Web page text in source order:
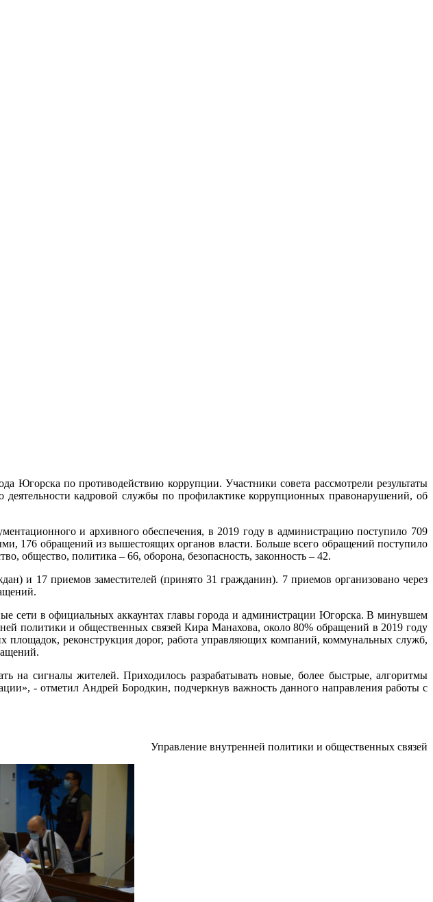
Югорска по противодействию коррупции. Участники совета рассмотрели результаты
кадровой службы по профилактике коррупционных правонарушений, об
и архивного обеспечения, в 2019 году в администрацию поступило 709
176 обращений из вышестоящих органов власти. Больше всего обращений поступило
общество, политика – 66, оборона, безопасность, законность – 42.
и 17 приемов заместителей (принято 31 гражданин). 7 приемов организовано через
сети в официальных аккаунтах главы города и администрации Югорска. В минувшем
политики и общественных связей Кира Манахова, около 80% обращений в 2019 году
площадок, реконструкция дорог, работа управляющих компаний, коммунальных служб,
на сигналы жителей. Приходилось разрабатывать новые, более быстрые, алгоритмы
- отметил Андрей Бородкин, подчеркнув важность данного направления работы с
Управление внутренней политики и общественных связей